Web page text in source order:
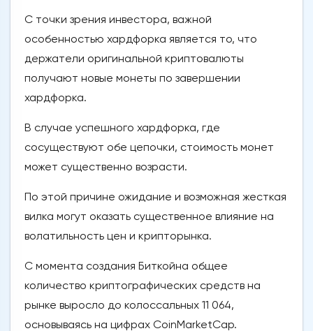
С точки зрения инвестора, важной
особенностью хардфорка является то, что
держатели оригинальной криптовалюты
получают новые монеты по завершении
хардфорка.
В случае успешного хардфорка, где
сосуществуют обе цепочки, стоимость монет
может существенно возрасти.
По этой причине ожидание и возможная жесткая
вилка могут оказать существенное влияние на
волатильность цен и крипторынка.
С момента создания Биткойна общее
количество криптографических средств на
рынке выросло до колоссальных 11 064,
основываясь на цифрах CoinMarketCap.